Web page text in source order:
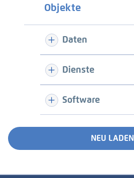
Objekte
Daten
Dienste
Software
NEU LADEN